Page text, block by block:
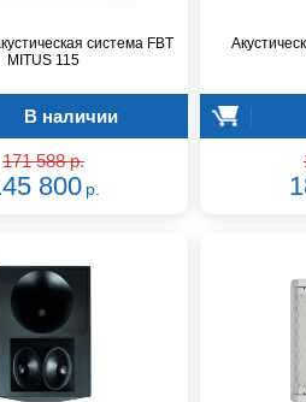
система FBT
MITUS 115
В наличии
171 588 р.
800 р.